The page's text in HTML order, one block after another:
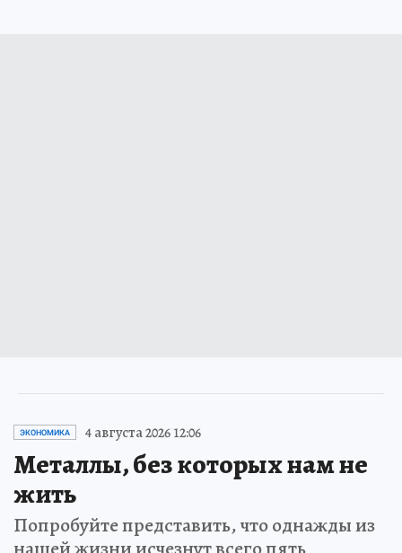
ЭКОНОМИКА 4 августа 2026 12:06
Металлы, без которых нам не
жить
Попробуйте представить, что однажды из